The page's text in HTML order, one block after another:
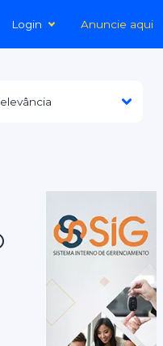
Login Anuncie aqui